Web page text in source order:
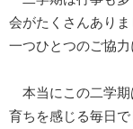
会がたくさんありま
一つひとつのご協力
本当にこの二学期
育ちを感じる毎日で